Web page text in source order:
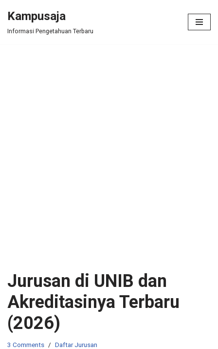
Skip
Kampusaja
Informasi Pengetahuan Terbaru
Jurusan di UNIB dan
Akreditasinya Terbaru
(2026)
3 Comments Daftar Jurusan